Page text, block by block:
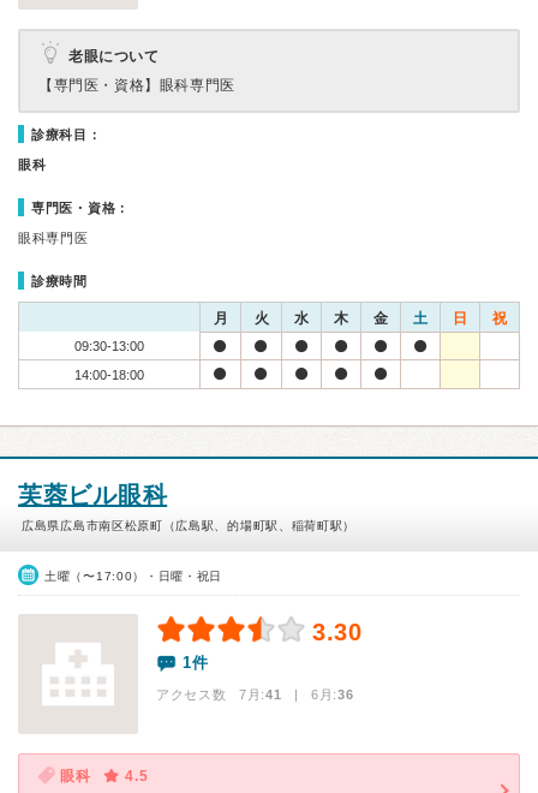
老眼について
【専門医・資格】 眼科専門医
診療科目：
眼科
専門医・資格：
眼科専門医
診療時間
月 火 水 木 金 土 日 祝
09:30-13:00
14:00-18:00
芙蓉ビル眼科
広島県広島市南区松原町（広島駅、的場町駅、稲荷町駅）
土曜（〜17:00）・日曜・祝日
3.30
1件
アクセス数 7月:41 | 6月:36
眼科
4.5